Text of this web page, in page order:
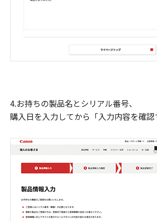
4.お持ちの製品名とシリアル番号、
購入日を入力してから「入力内容を確